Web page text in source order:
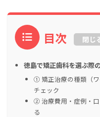
目次 閉じ
徳島で矯正歯科を選ぶ際
① 矯正治療の種類（
チェック
② 治療費用・症例・
る